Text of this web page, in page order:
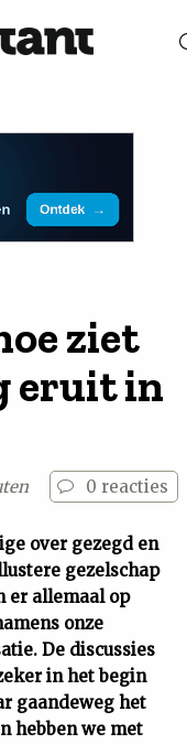
ziet
eruit in
0 reacties
over gezegd en
gezelschap
er allemaal op
onze
De discussies
in het begin
gaandeweg het
hebben we met